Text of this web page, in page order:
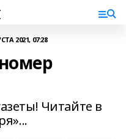
2021, 07:28
Читайте в